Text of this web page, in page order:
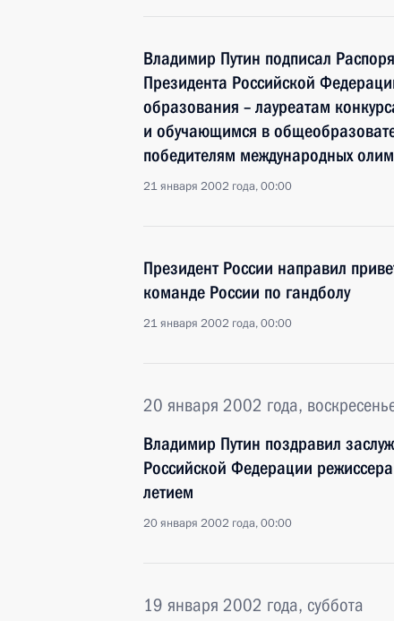
Владимир Путин подписал
Президента Российской
образования – лауреатам
и обучающимся в
победителям международных
21 января 2002 года, 00:00
Президент России направил
команде России по гандболу
21 января 2002 года, 00:00
20 января 2002 года,
Владимир Путин поздравил
Российской Федерации
летием
20 января 2002 года, 00:00
19 января 2002 года, суббота